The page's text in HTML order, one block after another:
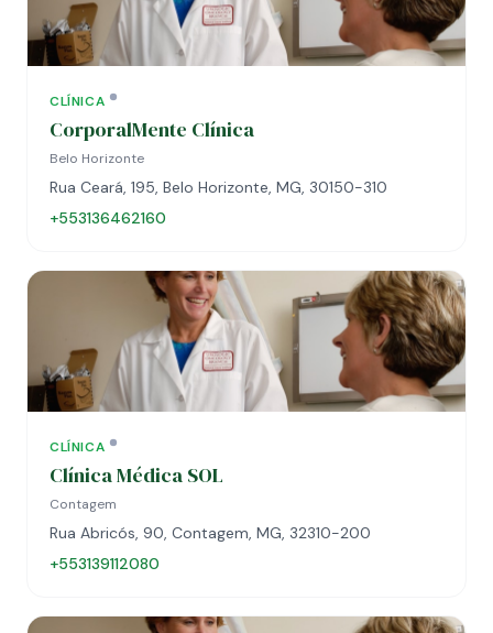
CLÍNICA
CorporalMente Clínica
Belo Horizonte
Rua Ceará, 195, Belo Horizonte, MG, 30150-310
+553136462160
CLÍNICA
Clínica Médica SOL
Contagem
Rua Abricós, 90, Contagem, MG, 32310-200
+553139112080